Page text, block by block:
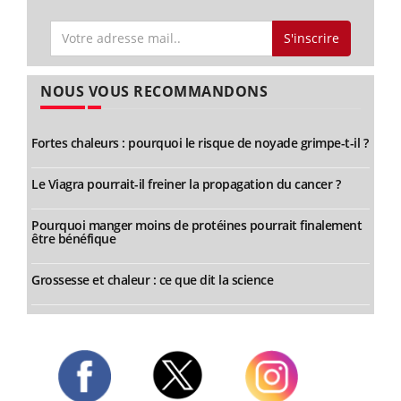
S'inscrire
NOUS VOUS RECOMMANDONS
Fortes chaleurs : pourquoi le risque de noyade grimpe-t-il ?
Le Viagra pourrait-il freiner la propagation du cancer ?
Pourquoi manger moins de protéines pourrait finalement
être bénéfique
Grossesse et chaleur : ce que dit la science